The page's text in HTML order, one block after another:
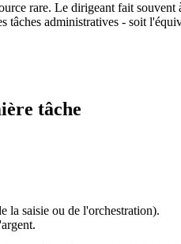
rare. Le dirigeant fait
tâches administratives - soit
tâche
la saisie ou de l'orchestration).